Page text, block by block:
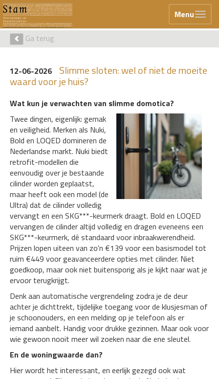
Menu
Ga terug
12-06-2026 Slimme sloten: wel of niet de moeite
waard voor je huis?
Wat kun je verwachten van slimme domotica?
Twee dingen, eigenlijk: gemak
en veiligheid. Merken als Nuki,
Bold en LOQED domineren de
Nederlandse markt. Nuki biedt
retrofit-modellen die
eenvoudig over je bestaande
cilinder worden geplaatst,
maar heeft ook een model (de
Ultra) dat de cilinder volledig
vervangt en een SKG***-keurmerk draagt. Bold en LOQED
vervangen de cilinder altijd volledig en dragen eveneens een
SKG***-keurmerk, dé standaard voor inbraakwerendheid.
Prijzen lopen uiteen van zo'n €139 voor een basismodel tot
ruim €449 voor geavanceerdere opties met cilinder. Niet
goedkoop, maar ook niet buitensporig als je kijkt naar wat je
ervoor terugkrijgt.
Denk aan automatische vergrendeling zodra je de deur
achter je dichttrekt, tijdelijke toegang voor de klusjesman of
je schoonouders, en een melding op je telefoon als er
iemand aanbelt. Handig voor drukke gezinnen. Maar ook voor
wie gewoon nooit meer wil zoeken naar die ene sleutel.
En de woningwaarde dan?
Hier wordt het interessant, en eerlijk gezegd ook wat